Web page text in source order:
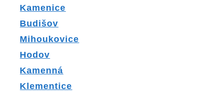
Kamenice
Budišov
Mihoukovice
Hodov
Kamenná
Klementice